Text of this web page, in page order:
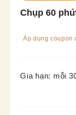
Chụp 60
Áp dụng coupon
Gia hạn: mỗi